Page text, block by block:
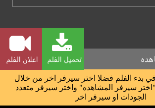
تحميل الفلم اعلان الفلم
بدء الفلم فضلا اختر سيرفر اخر من خلال
سيرفر المشاهده" واختر سيرفر متعدد
الجودات او سيرفر اخر